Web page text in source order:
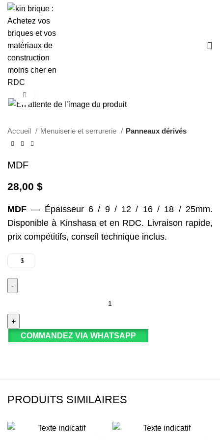
Accueil Menuiserie et serrurerie Panneaux dérivés
MDF
28,00 $
MDF — Épaisseur 6 / 9 / 12 / 16 / 18 / 25mm.
Disponible à Kinshasa et en RDC. Livraison rapide,
prix compétitifs, conseil technique inclus.
$
COMMANDEZ VIA WHATSAPP
PRODUITS SIMILAIRES